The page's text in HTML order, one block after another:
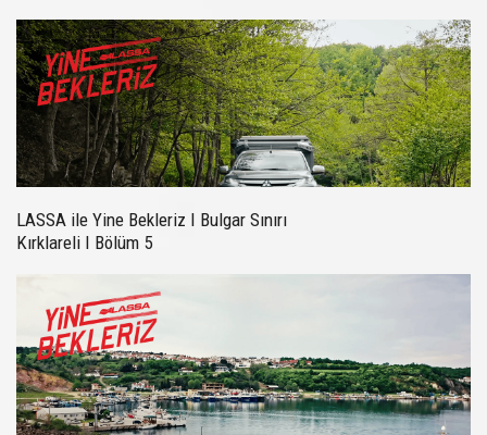
LASSA ile Yine Bekleriz I Bulgar Sınırı
Kırklareli I Bölüm 5